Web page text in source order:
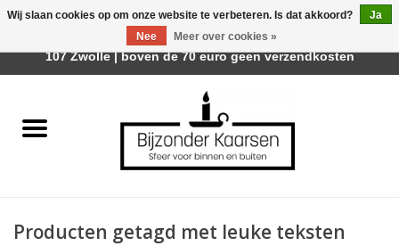
Räder Design Stories
Geurkaarsen
Producten getagd met leuke teksten
Wij slaan cookies op om onze website te verbeteren. Is dat akkoord?
Ja
Nee
Meer over cookies »
Afhalen is mogelijk bij Trotz Woon & Cadeau | Belvederelaan
107 Zwolle | boven de 70 euro geen verzendkosten